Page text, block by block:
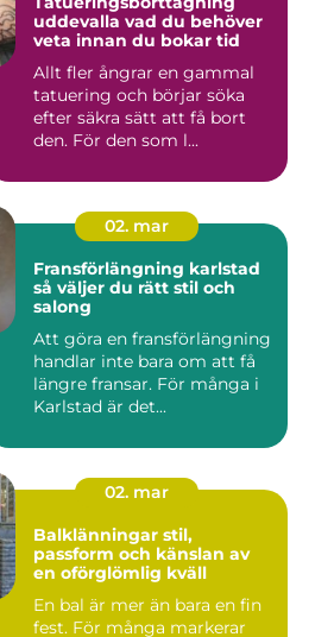
uddevalla vad du behöver
veta innan du bokar tid
Allt fler ångrar en gammal
tatuering och börjar söka
efter säkra sätt att få bort
den. För den som l...
02. mar
Fransförlängning karlstad
så väljer du rätt stil och
salong
Att göra en fransförlängning
handlar inte bara om att få
längre fransar. För många i
Karlstad är det...
02. mar
Balklänningar stil,
passform och känslan av
en oförglömlig kväll
En bal är mer än bara en fin
fest. För många markerar